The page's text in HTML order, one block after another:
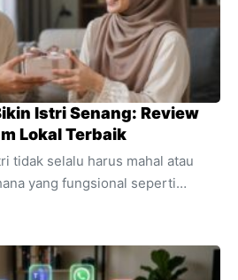
Istri Senang: Review
Lokal Terbaik
tidak selalu harus mahal atau
yang fungsional seperti
lebih berkesan. Temukan alasan
mendukung aktivitasnya.